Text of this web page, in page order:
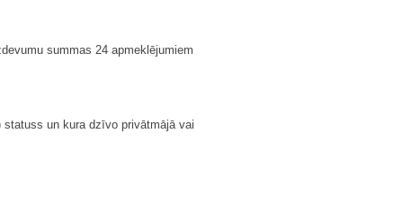
summas 24 apmeklējumiem
un kura dzīvo privātmājā vai